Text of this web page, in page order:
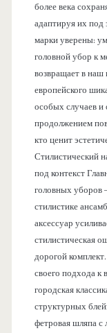
более века
адаптируя их
марки уверены:
головной убор к
возвращает в
европейского
особых случаев и
продолжением
кто ценит
Стилистический
под контекст
головных уборов
стилистике
аксессуар
стилистическая
дорогой
своего подхода к
городская
структурных
фетровая шляпа